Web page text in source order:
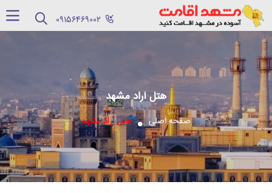
هتل آراد مشهد
صفحه اصلی هتل آراد مشهد